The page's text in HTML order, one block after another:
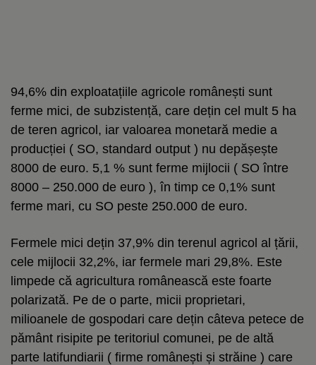
94,6% din exploatațiile agricole românești sunt
ferme mici, de subzistență, care dețin cel mult 5 ha
de teren agricol, iar valoarea monetară medie a
producției ( SO, standard output ) nu depășește
8000 de euro. 5,1 % sunt ferme mijlocii ( SO între
8000 – 250.000 de euro ), în timp ce 0,1% sunt
ferme mari, cu SO peste 250.000 de euro.
Fermele mici dețin 37,9% din terenul agricol al țării,
cele mijlocii 32,2%, iar fermele mari 29,8%. Este
limpede că agricultura românească este foarte
polarizată. Pe de o parte, micii proprietari,
milioanele de gospodari care dețin câteva petece de
pământ risipite pe teritoriul comunei, pe de altă
parte latifundiarii ( firme românești și străine ) care